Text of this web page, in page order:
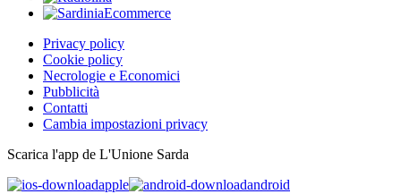
Privacy policy
Cookie policy
Necrologie e Economici
Pubblicità
Contatti
Cambia impostazioni privacy
Scarica l'app de L'Unione Sarda
apple
android